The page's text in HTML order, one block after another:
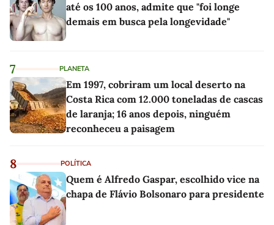
até os 100 anos, admite que "foi longe
demais em busca pela longevidade"
7 PLANETA
Em 1997, cobriram um local deserto na
Costa Rica com 12.000 toneladas de cascas
de laranja; 16 anos depois, ninguém
reconheceu a paisagem
8 POLÍTICA
Quem é Alfredo Gaspar, escolhido vice na
chapa de Flávio Bolsonaro para presidente